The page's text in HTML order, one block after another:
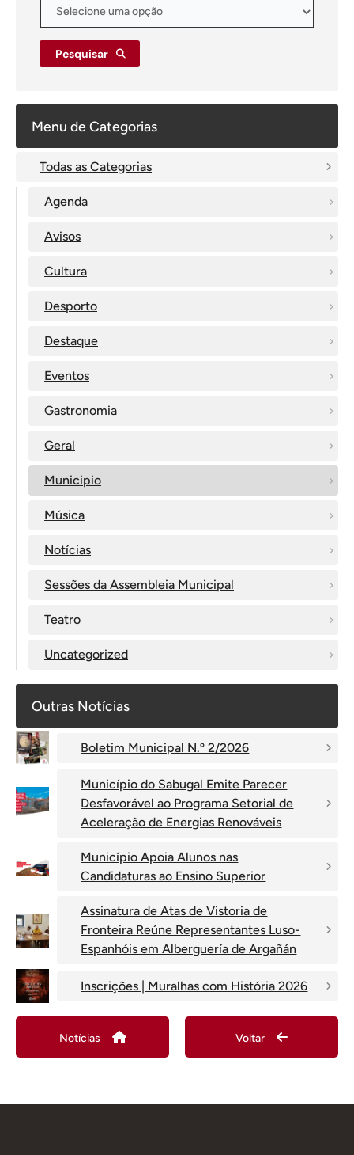
Pesquisar
Menu de Categorias
Todas as Categorias
Agenda
Avisos
Cultura
Desporto
Destaque
Eventos
Gastronomia
Geral
Municipio
Música
Notícias
Sessões da Assembleia Municipal
Teatro
Uncategorized
Outras Notícias
Boletim Municipal N.º 2/2026
Município do Sabugal Emite Parecer
Desfavorável ao Programa Setorial de
Aceleração de Energias Renováveis
Município Apoia Alunos nas
Candidaturas ao Ensino Superior
Assinatura de Atas de Vistoria de
Fronteira Reúne Representantes Luso-
Espanhóis em Alberguería de Argañán
Inscrições | Muralhas com História 2026
Notícias Voltar